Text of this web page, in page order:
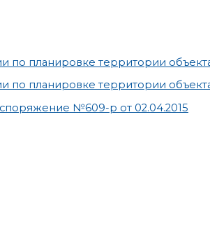
по планировке территории
по планировке территории
№609-р от 02.04.2015